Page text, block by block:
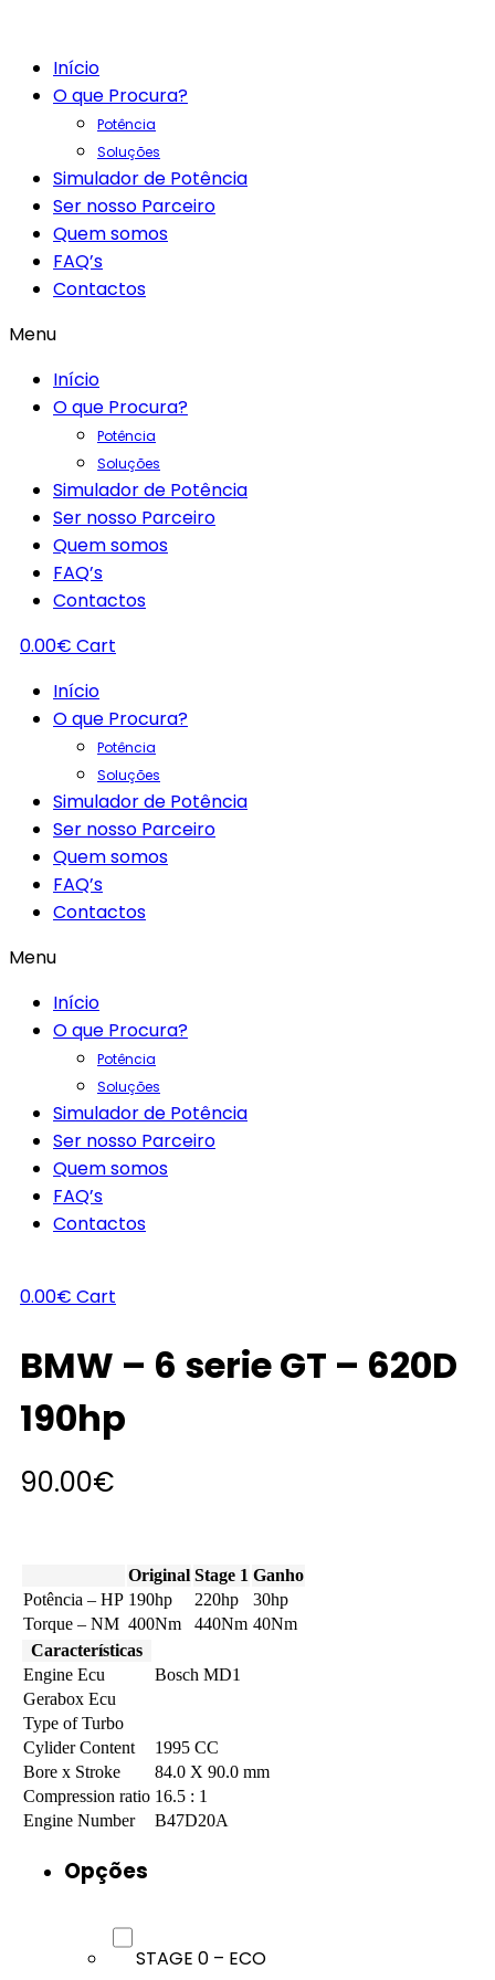
Início
O que Procura?
Potência
Soluções
Simulador de Potência
Ser nosso Parceiro
Quem somos
FAQ’s
Contactos
Menu
Início
O que Procura?
Potência
Soluções
Simulador de Potência
Ser nosso Parceiro
Quem somos
FAQ’s
Contactos
0.00€ Cart
Início
O que Procura?
Potência
Soluções
Simulador de Potência
Ser nosso Parceiro
Quem somos
FAQ’s
Contactos
Menu
Início
O que Procura?
Potência
Soluções
Simulador de Potência
Ser nosso Parceiro
Quem somos
FAQ’s
Contactos
0.00€ Cart
BMW – 6 serie GT – 620D
190hp
90.00€
Original Stage 1 Ganho
Potência – HP 190hp 220hp
30hp
Torque – NM 400Nm 440Nm 40Nm
Características
Engine Ecu
Bosch MD1
Gerabox Ecu
Type of Turbo
Cylider Content
1995 CC
Bore x Stroke
84.0 X 90.0 mm
Compression ratio 16.5 : 1
Engine Number
B47D20A
Opções
STAGE 0 – ECO